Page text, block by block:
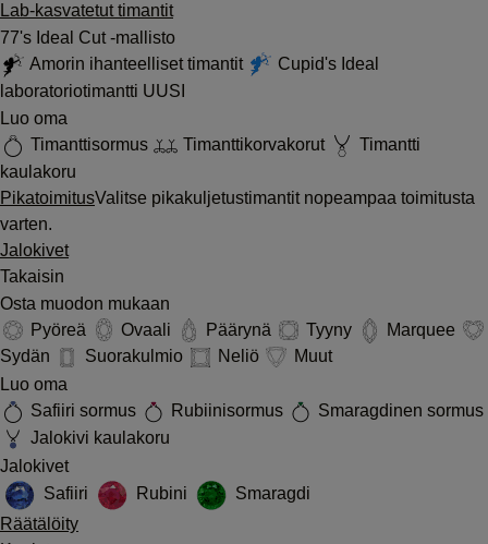
Lab-kasvatetut timantit
77's Ideal Cut -mallisto
Amorin ihanteelliset timantit
Cupid's Ideal
laboratoriotimantti UUSI
Luo oma
Timanttisormus
Timanttikorvakorut
Timantti
kaulakoru
PikatoimitusValitse pikakuljetustimantit nopeampaa toimitusta
varten.
Jalokivet
Takaisin
Osta muodon mukaan
Pyöreä
Ovaali Päärynä Tyyny
Marquee
Sydän
Suorakulmio Neliö
Muut
Luo oma
Safiiri sormus
Rubiinisormus
Smaragdinen sormus
Jalokivi kaulakoru
Jalokivet
Safiiri
Rubini
Smaragdi
Räätälöity